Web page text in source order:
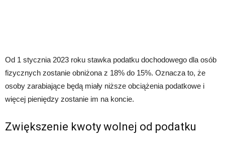
Od 1 stycznia 2023 roku stawka podatku dochodowego dla osób
fizycznych zostanie obniżona z 18% do 15%. Oznacza to, że
osoby zarabiające będą miały niższe obciążenia podatkowe i
więcej pieniędzy zostanie im na koncie.
Zwiększenie kwoty wolnej od podatku